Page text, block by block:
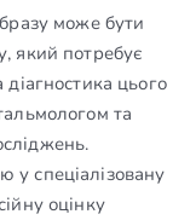
може бути
який потребує
цього
та
спеціалізовану
оцінку